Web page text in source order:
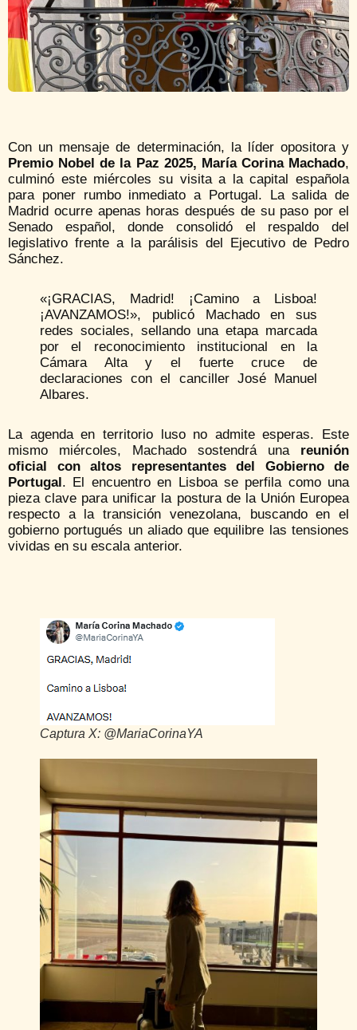
Con un mensaje de determinación, la líder opositora y
Premio Nobel de la Paz 2025, María Corina Machado,
culminó este miércoles su visita a la capital española
para poner rumbo inmediato a Portugal. La salida de
Madrid ocurre apenas horas después de su paso por el
Senado español, donde consolidó el respaldo del
legislativo frente a la parálisis del Ejecutivo de Pedro
Sánchez.
«¡GRACIAS, Madrid! ¡Camino a Lisboa!
¡AVANZAMOS!», publicó Machado en sus
redes sociales, sellando una etapa marcada
por el reconocimiento institucional en la
Cámara Alta y el fuerte cruce de
declaraciones con el canciller José Manuel
Albares.
La agenda en territorio luso no admite esperas. Este
mismo miércoles, Machado sostendrá una reunión
oficial con altos representantes del Gobierno de
Portugal. El encuentro en Lisboa se perfila como una
pieza clave para unificar la postura de la Unión Europea
respecto a la transición venezolana, buscando en el
gobierno portugués un aliado que equilibre las tensiones
vividas en su escala anterior.
Captura X: @MariaCorinaYA